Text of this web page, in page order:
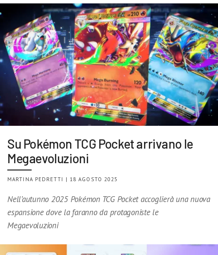
Su Pokémon TCG Pocket arrivano le
Megaevoluzioni
MARTINA PEDRETTI | 18 AGOSTO 2025
Nell’autunno 2025 Pokémon TCG Pocket accoglierà una nuova
espansione dove la faranno da protagoniste le
Megaevoluzioni